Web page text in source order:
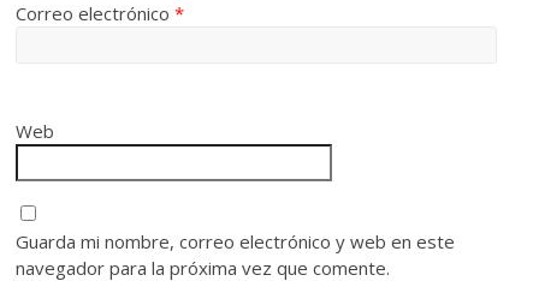
Correo electrónico*
Web
Guarda mi nombre, correo electrónico y web en este
navegador para la próxima vez que comente.